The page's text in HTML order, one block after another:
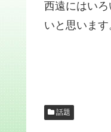
西遠にはい
いと思います
話題